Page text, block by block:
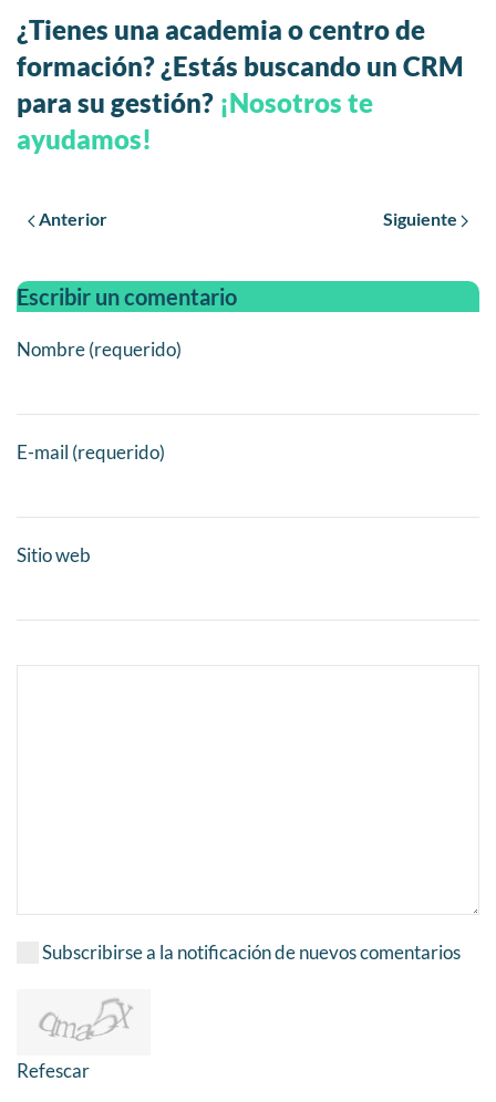
¿Tienes una academia o centro de
formación? ¿Estás buscando un CRM
para su gestión? ¡Nosotros te
ayudamos!
Anterior Siguiente
Escribir un comentario
Nombre (requerido)
E-mail (requerido)
Sitio web
Subscribirse a la notificación de nuevos comentarios
Refescar